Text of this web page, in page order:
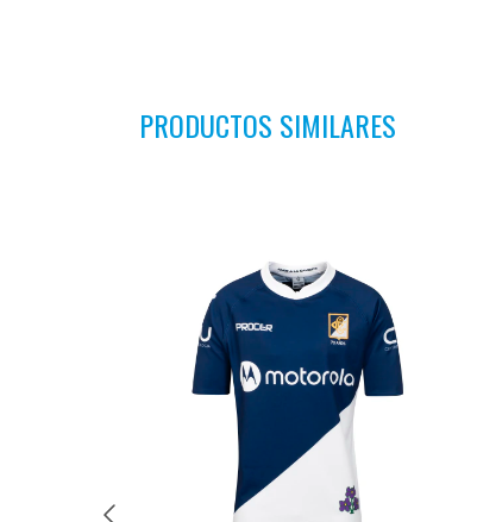
PRODUCTOS SIMILARES